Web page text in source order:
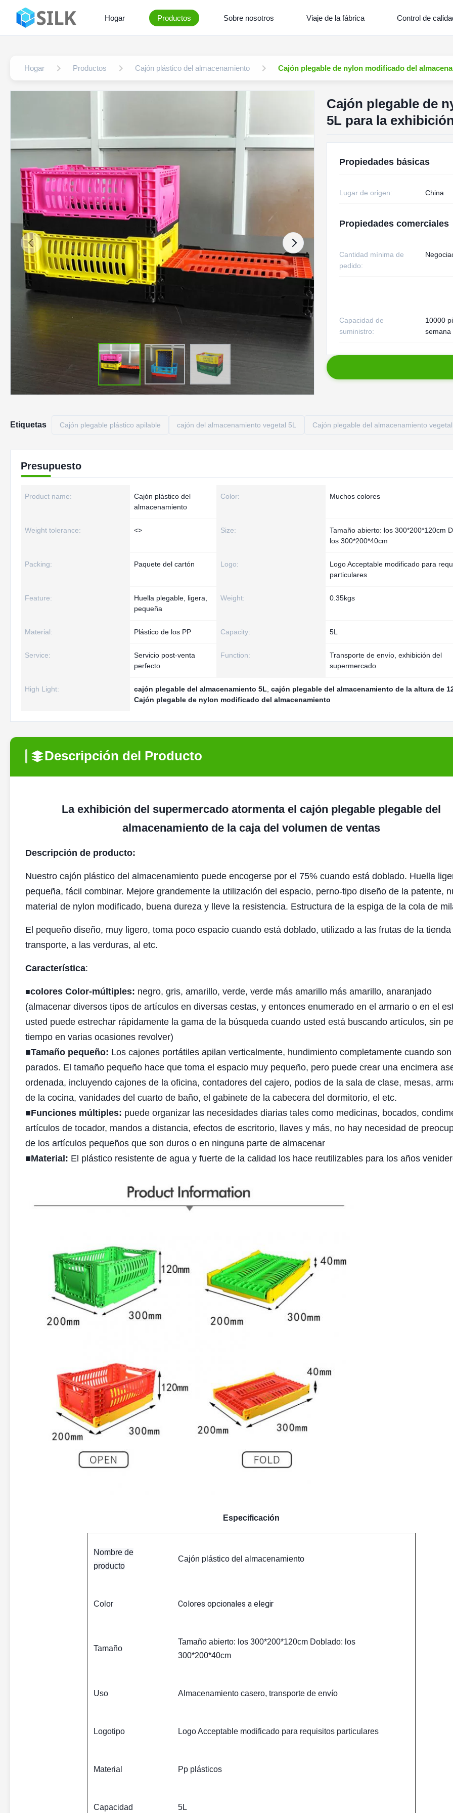
Hogar Productos Sobre nosotros Viaje de la fábrica Control de
Hogar Productos Cajón plástico del almacenamiento Cajón plegable de nylon modificado del
Cajón plegable de
5L para la
Propiedades básicas
Lugar de origen: China
Propiedades comerciales
Cantidad mínima de
pedido:
Capacidad de
suministro:
10000
semana
Etiquetas Cajón plegable plástico apilable cajón del almacenamiento vegetal 5L Cajón plegable del almacenamiento vegetal
Presupuesto
Product name:
Cajón plástico del
almacenamiento
Color: Muchos colores
Weight tolerance: <> Size:
Tamaño abierto: los 300*200*120cm
los 300*200*40cm
Packing: Paquete del cartón Logo:
Logo Acceptable modificado para
particulares
Feature:
Huella plegable, ligera,
pequeña
Weight: 0.35kgs
Material: Plástico de los PP Capacity: 5L
Service:
Servicio post-venta
perfecto
Function:
Transporte de envío, exhibición del
supermercado
High Light: cajón plegable del almacenamiento 5L cajón plegable del almacenamiento de la altura de
Cajón plegable de nylon modificado del almacenamiento
Descripción del Producto
La exhibición del supermercado atormenta el cajón plegable plegable del
almacenamiento de la caja del volumen de ventas
Descripción de producto:
Nuestro cajón plástico del almacenamiento puede encogerse por el 75% cuando está doblado. Huella
pequeña, fácil combinar. Mejore grandemente la utilización del espacio, perno-tipo diseño de la patente,
material de nylon modificado, buena dureza y lleve la resistencia. Estructura de la espiga de la cola de
El pequeño diseño, muy ligero, toma poco espacio cuando está doblado, utilizado a las frutas de la
transporte, a las verduras, al etc.
Característica:
■colores Color-múltiples: negro, gris, amarillo, verde, verde más amarillo más amarillo, anaranjado
(almacenar diversos tipos de artículos en diversas cestas, y entonces enumerado en el armario o en el
usted puede estrechar rápidamente la gama de la búsqueda cuando usted está buscando artículos, sin
tiempo en varias ocasiones revolver)
■Tamaño pequeño: Los cajones portátiles apilan verticalmente, hundimiento completamente cuando son
parados. El tamaño pequeño hace que toma el espacio muy pequeño, pero puede crear una encimera
ordenada, incluyendo cajones de la oficina, contadores del cajero, podios de la sala de clase, mesas,
de la cocina, vanidades del cuarto de baño, el gabinete de la cabecera del dormitorio, el etc.
■Funciones múltiples: puede organizar las necesidades diarias tales como medicinas, bocados,
artículos de tocador, mandos a distancia, efectos de escritorio, llaves y más, no hay necesidad de
de los artículos pequeños que son duros o en ninguna parte de almacenar
■Material: El plástico resistente de agua y fuerte de la calidad los hace reutilizables para los años
Especificación
Nombre de
producto
Cajón plástico del almacenamiento
Color Colores opcionales a elegir
Tamaño
Tamaño abierto: los 300*200*120cm Doblado: los
300*200*40cm
Uso Almacenamiento casero, transporte de envío
Logotipo Logo Acceptable modificado para requisitos particulares
Material Pp plásticos
Capacidad 5L